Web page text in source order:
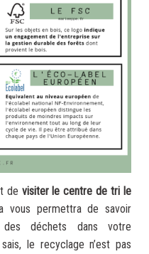
de visiter le centre de tri le
vous permettra de savoir
déchets dans votre
le recyclage n’est pas